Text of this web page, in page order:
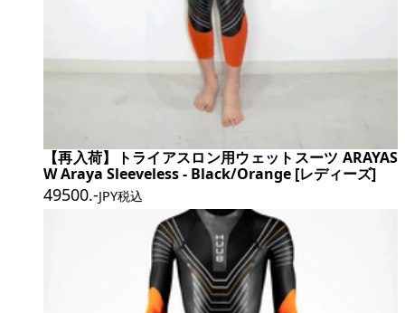
【再入荷】トライアスロン用ウェットスーツ ARAYAS
W Araya Sleeveless - Black/Orange [レディーズ]
49500.-JPY税込